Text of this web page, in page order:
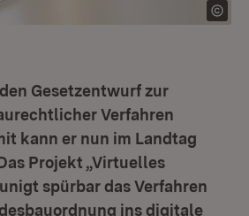
Gesetzentwurf zur
Verfahren
kann er nun im Landtag
Projekt „Virtuelles
spürbar das Verfahren
ins digitale